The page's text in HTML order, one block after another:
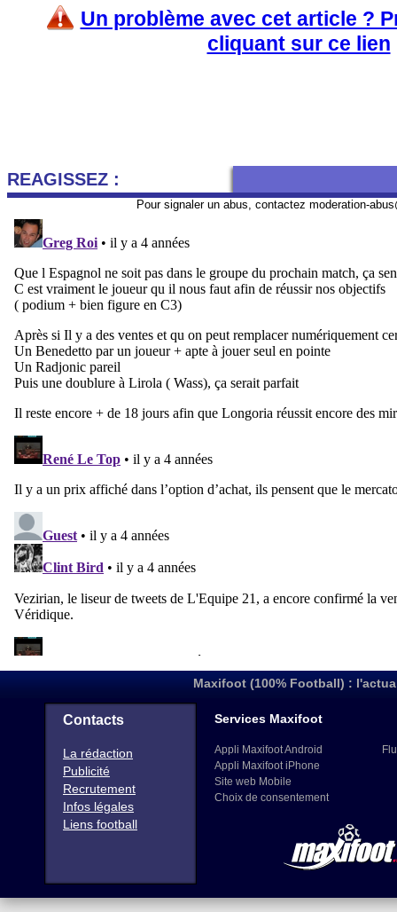
Un problème avec cet article ?
cliquant sur ce lien
REAGISSEZ :
Pour signaler un abus, contactez moderation-
Maxifoot (100% Football) :
Contacts
La rédaction
Publicité
Recrutement
Infos légales
Liens football
Services Maxifoot
Appli Maxifoot Android
Appli Maxifoot iPhone
Site web Mobile
Choix de consentement